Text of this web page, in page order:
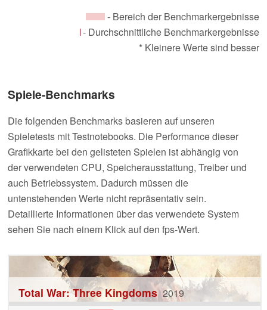
- Bereich der Benchmarkergebnisse
- Durchschnittliche Benchmarkergebnisse
* Kleinere Werte sind besser
Spiele-Benchmarks
Die folgenden Benchmarks basieren auf unseren
Spieletests mit Testnotebooks. Die Performance dieser
Grafikkarte bei den gelisteten Spielen ist abhängig von
der verwendeten CPU, Speicherausstattung, Treiber und
auch Betriebssystem. Dadurch müssen die
untenstehenden Werte nicht repräsentativ sein.
Detaillierte Informationen über das verwendete System
sehen Sie nach einem Klick auf den fps-Wert.
Total War: Three Kingdoms 2019